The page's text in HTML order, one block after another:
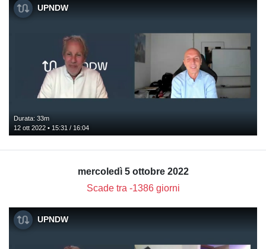
UPNDW
Durata: 33m
12 ott 2022 • 15:31 / 16:04
mercoledì 5 ottobre 2022
Scade tra -1386 giorni
UPNDW